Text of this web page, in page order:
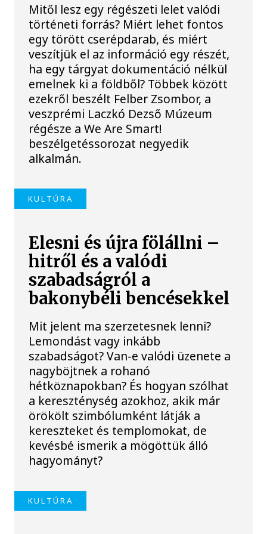
Mitől lesz egy régészeti lelet valódi
történeti forrás? Miért lehet fontos
egy törött cserépdarab, és miért
veszítjük el az információ egy részét,
ha egy tárgyat dokumentáció nélkül
emelnek ki a földből? Többek között
ezekről beszélt Felber Zsombor, a
veszprémi Laczkó Dezső Múzeum
régésze a We Are Smart!
beszélgetéssorozat negyedik
alkalmán.
KULTÚRA
Elesni és újra fölállni –
hitről és a valódi
szabadságról a
bakonybéli bencésekkel
Mit jelent ma szerzetesnek lenni?
Lemondást vagy inkább
szabadságot? Van-e valódi üzenete a
nagyböjtnek a rohanó
hétköznapokban? És hogyan szólhat
a kereszténység azokhoz, akik már
örökölt szimbólumként látják a
kereszteket és templomokat, de
kevésbé ismerik a mögöttük álló
hagyományt?
KULTÚRA